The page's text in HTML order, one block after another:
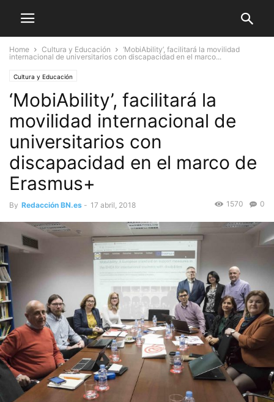
Home Cultura y Educación
‘MobiAbility’, facilitará la movilidad
internacional de universitarios con discapacidad en el marco...
Cultura y Educación
‘MobiAbility’, facilitará la
movilidad internacional de
universitarios con
discapacidad en el marco de
Erasmus+
By Redacción BN.es - 17 abril, 2018 0
1570